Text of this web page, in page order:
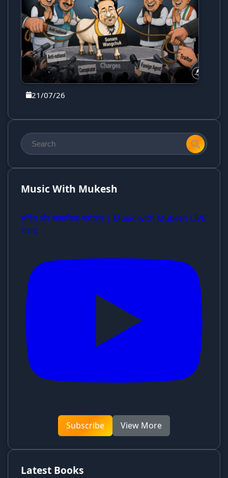
21/07/26
Music With Mukesh
संगीत और सामाजिक सरोकार | Music with Mukesh LIVE
संवाद
Subscribe View More
Latest Books